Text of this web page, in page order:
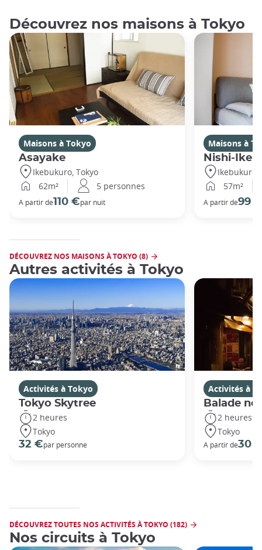
Découvrez nos maisons à Tokyo
Maisons à Tokyo
Asayake
Ikebukuro, Tokyo
62m²
5 personnes
A partir de110 €par nuit
Maisons à
Nishi-
Ikebukuro,
57m²
A partir de99 €
DÉCOUVREZ NOS MAISONS À TOKYO (8)
Autres activités à Tokyo
Activités à Tokyo
Tokyo Skytree
2 heures
Tokyo
32 €par personne
Activités à
Balade
2 heures
Tokyo
A partir de30
DÉCOUVREZ TOUTES NOS ACTIVITÉS À TOKYO (182)
Nos circuits à Tokyo